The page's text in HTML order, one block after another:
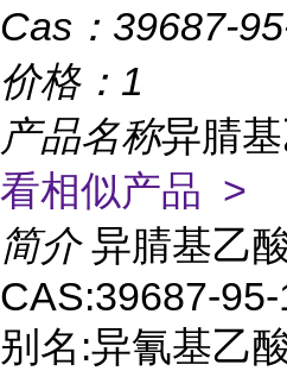
Cas： 39687-
价格： 1
产品名称异腈
看相似产品 >
简介 异腈基乙
CAS:39687-95-
别名:异氰基乙